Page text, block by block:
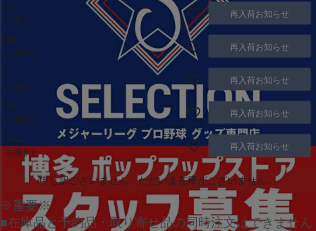
S
在庫切れ
再入荷お知らせ
M
在庫切れ
再入荷お知らせ
L
在庫切れ
再入荷お知らせ
XL
在庫切れ
再入荷お知らせ
XXL
在庫切れ
再入荷お知らせ
申し訳ございません。ただいま在庫がございません。
※重要※
■在庫品と予約品・取り寄せ品の同時注文はできません